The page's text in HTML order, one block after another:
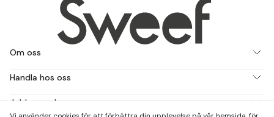
Om oss
Handla hos oss
Jobba med oss